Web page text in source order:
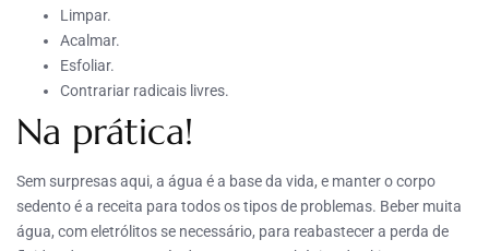
Limpar.
Acalmar.
Esfoliar.
Contrariar radicais livres.
Na prática!
Sem surpresas aqui, a água é a base da vida, e manter o corpo
sedento é a receita para todos os tipos de problemas. Beber muita
água, com eletrólitos se necessário, para reabastecer a perda de